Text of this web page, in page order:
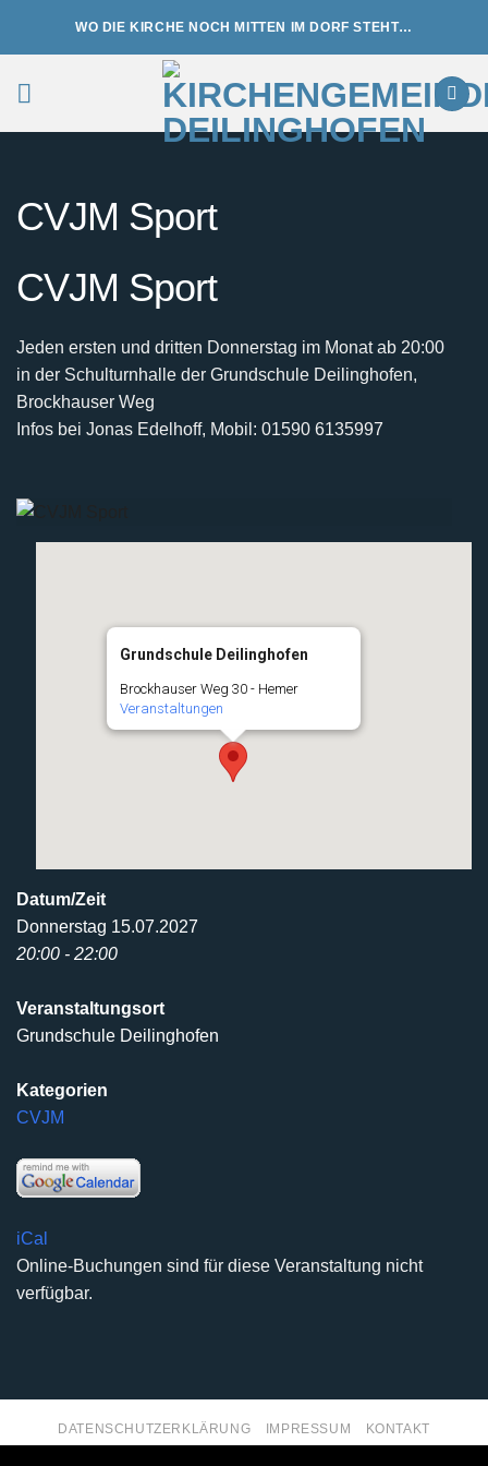
WO DIE KIRCHE NOCH MITTEN IM DORF STEHT…
CVJM Sport
CVJM Sport
Jeden ersten und dritten Donnerstag im Monat ab 20:00
in der Schulturnhalle der Grundschule Deilinghofen,
Brockhauser Weg
Infos bei Jonas Edelhoff, Mobil: 01590 6135997
Grundschule Deilinghofen
Brockhauser Weg 30 - Hemer
Veranstaltungen
Datum/Zeit
Donnerstag 15.07.2027
20:00 - 22:00
Veranstaltungsort
Grundschule Deilinghofen
Kategorien
CVJM
iCal
Online-Buchungen sind für diese Veranstaltung nicht
verfügbar.
DATENSCHUTZERKLÄRUNG IMPRESSUM KONTAKT